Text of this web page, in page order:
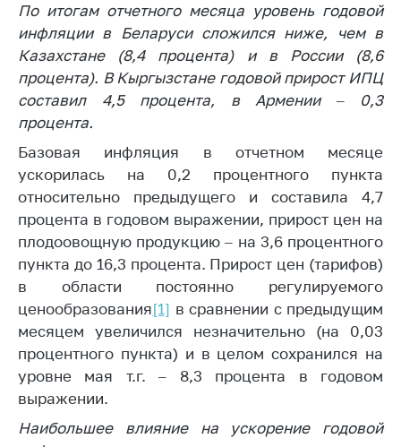
Официальные
геральдические
символы
5 лет МАРТ
Деятельность
Ценовая политика
Антимонопольное
регулирование и
конкуренция
Торговля и услуги
Регулирование и
контроль закупок
Защита прав
потребителей
Регулирование
рекламной
деятельности
По итогам отчетного месяца уровень годовой
инфляции в Беларуси сложился ниже, чем в
Казахстане (8,4 процента) и в России (8,6
процента). В Кыргызстане годовой прирост ИПЦ
составил 4,5 процента, в Армении – 0,3
процента.
Базовая инфляция в отчетном месяце
ускорилась на 0,2 процентного пункта
относительно предыдущего и составила 4,7
процента в годовом выражении, прирост цен на
плодоовощную продукцию – на 3,6 процентного
пункта до 16,3 процента. Прирост цен (тарифов)
в области постоянно регулируемого
ценообразования[1] в сравнении с предыдущим
месяцем увеличился незначительно (на 0,03
процентного пункта) и в целом сохранился на
уровне мая т.г. – 8,3 процента в годовом
выражении.
Наибольшее влияние на ускорение годовой